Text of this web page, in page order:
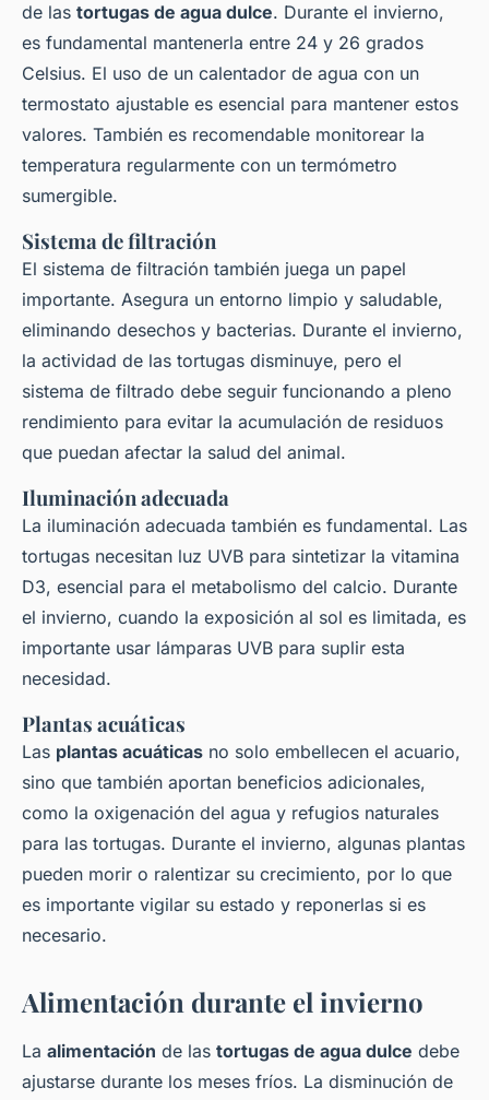
de las tortugas de agua dulce. Durante el invierno,
es fundamental mantenerla entre 24 y 26 grados
Celsius. El uso de un calentador de agua con un
termostato ajustable es esencial para mantener estos
valores. También es recomendable monitorear la
temperatura regularmente con un termómetro
sumergible.
Sistema de filtración
El sistema de filtración también juega un papel
importante. Asegura un entorno limpio y saludable,
eliminando desechos y bacterias. Durante el invierno,
la actividad de las tortugas disminuye, pero el
sistema de filtrado debe seguir funcionando a pleno
rendimiento para evitar la acumulación de residuos
que puedan afectar la salud del animal.
Iluminación adecuada
La iluminación adecuada también es fundamental. Las
tortugas necesitan luz UVB para sintetizar la vitamina
D3, esencial para el metabolismo del calcio. Durante
el invierno, cuando la exposición al sol es limitada, es
importante usar lámparas UVB para suplir esta
necesidad.
Plantas acuáticas
Las plantas acuáticas no solo embellecen el acuario,
sino que también aportan beneficios adicionales,
como la oxigenación del agua y refugios naturales
para las tortugas. Durante el invierno, algunas plantas
pueden morir o ralentizar su crecimiento, por lo que
es importante vigilar su estado y reponerlas si es
necesario.
Alimentación durante el invierno
La alimentación de las tortugas de agua dulce debe
ajustarse durante los meses fríos. La disminución de